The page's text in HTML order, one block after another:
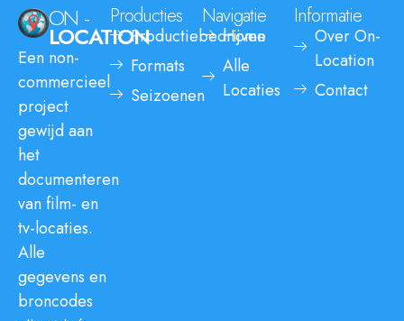
ON -
LOCATION
Een non-
commercieel
project
gewijd aan
het
documenteren
van film- en
tv-locaties.
Alle
gegevens en
broncodes
Producties
Productiebedrijven
Formats
Seizoenen
Navigatie
Home
Alle
Locaties
Informatie
Over On-
Location
Contact